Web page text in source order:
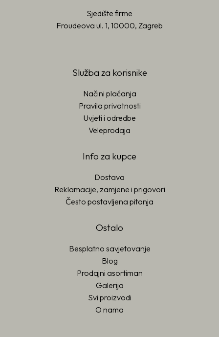
Sjedište firme
Froudeova ul. 1, 10000, Zagreb
Služba za korisnike
Načini plaćanja
Pravila privatnosti
Uvjeti i odredbe
Veleprodaja
Info za kupce
Dostava
Reklamacije, zamjene i prigovori
Često postavljena pitanja
Ostalo
Besplatno savjetovanje
Blog
Prodajni asortiman
Galerija
Svi proizvodi
O nama